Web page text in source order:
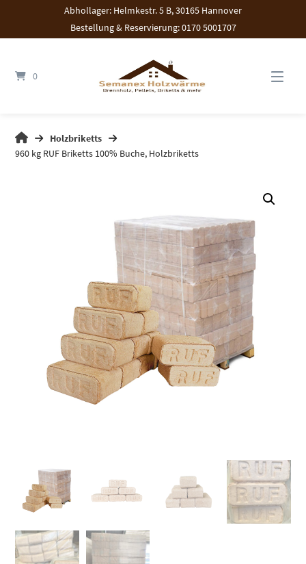
Abhollager: Helmkestr. 5 B, 30165 Hannover
Bestellung & Reservierung: 0170 5001707
0
Holzbriketts
960 kg RUF Briketts 100% Buche, Holzbriketts